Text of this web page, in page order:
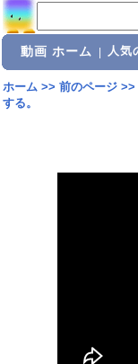
動画 ホーム 人気
ホーム>> 前のページ>>
する。